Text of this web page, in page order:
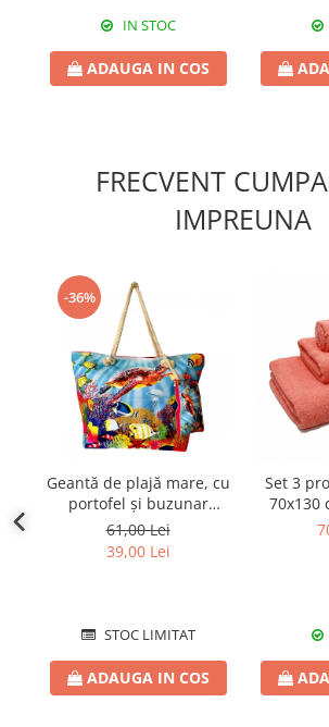
IN STOC
ADAUGA IN COS
FRECVENT
IMPREUNA
-36%
Geantă de plajă mare, cu
portofel și buzunar
interior KD2474
61,00 Lei
39,00 Lei
STOC LIMITAT
ADAUGA IN COS
Set 3
70x130
30x50